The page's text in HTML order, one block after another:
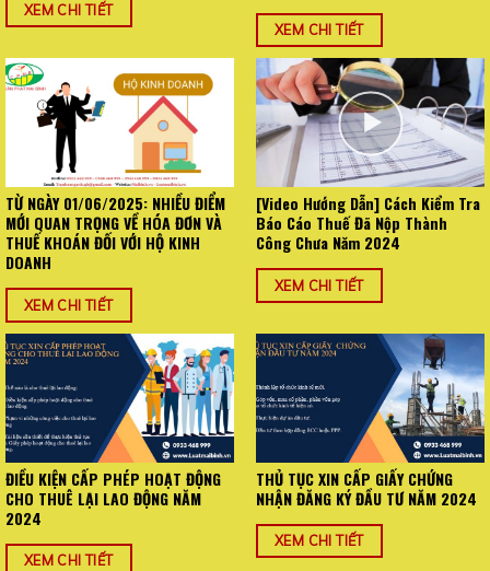
XEM CHI TIẾT
XEM CHI TIẾT
TỪ NGÀY 01/06/2025: NHIỀU ĐIỂM
MỚI QUAN TRỌNG VỀ HÓA ĐƠN VÀ
THUẾ KHOÁN ĐỐI VỚI HỘ KINH
DOANH
XEM CHI TIẾT
[Video Hướng Dẫn] Cách Kiểm Tra
Báo Cáo Thuế Đã Nộp Thành
Công Chưa Năm 2024
XEM CHI TIẾT
ĐIỀU KIỆN CẤP PHÉP HOẠT ĐỘNG
CHO THUÊ LẠI LAO ĐỘNG NĂM
2024
XEM CHI TIẾT
THỦ TỤC XIN CẤP GIẤY CHỨNG
NHẬN ĐĂNG KÝ ĐẦU TƯ NĂM 2024
XEM CHI TIẾT